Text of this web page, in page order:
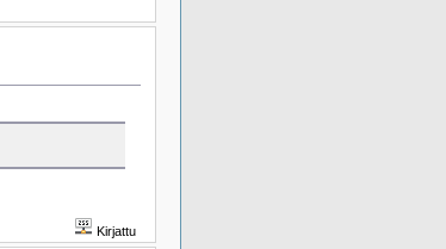
Kirjattu